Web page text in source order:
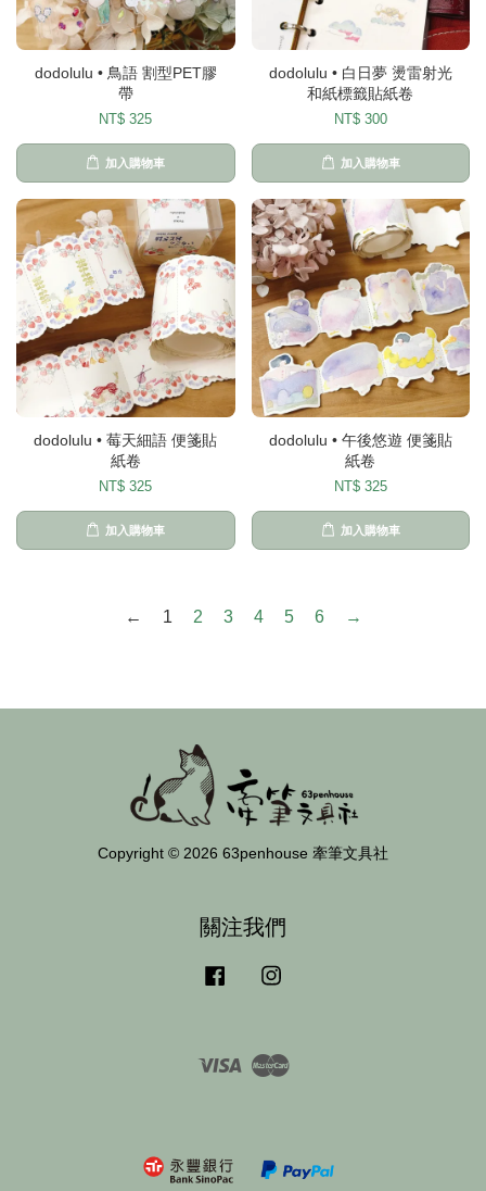
dodolulu • 鳥語 割型PET膠
帶
NT$ 325
加入購物車
dodolulu • 白日夢 燙雷射光
和紙標籤貼紙卷
NT$ 300
加入購物車
dodolulu • 莓天細語 便箋貼
紙卷
NT$ 325
加入購物車
dodolulu • 午後悠遊 便箋貼
紙卷
NT$ 325
加入購物車
← 1 2 3 4 5 6 →
Copyright © 2026 63penhouse 牽筆文具社
關注我們
Facebook
Visa Master